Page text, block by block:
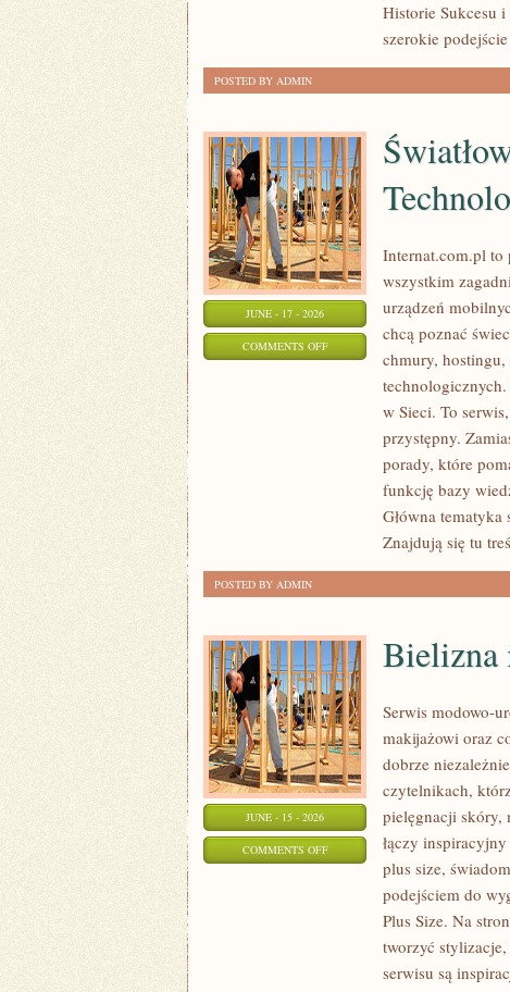
ŻYWIENIOWEHistorie Sukcesu
szerokie podejście
POSTED BY ADMIN
JUNE - 17 - 2026
COMMENTS OFFON
Internat.com.pl to
wszystkim
urządzeń
chcą poznać
chmury,
w Sieci. To
przystępny.
porady, które
funkcję bazy
Główna
Znajdują się tu
POSTED BY ADMIN
JUNE - 15 - 2026
COMMENTS OFFON
KĄPIELOWE
Bielizna
Serwis modowo-
makijażowi oraz
dobrze
czytelnikach,
pielęgnacji skóry,
łączy
plus size,
podejściem do
Plus Size. Na
tworzyć
serwisu są